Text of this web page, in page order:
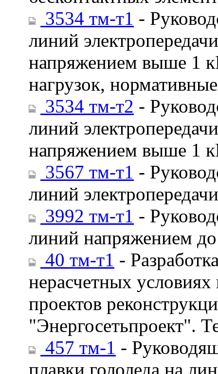
3534 тм-т1 -
линий
напряжением выше 1
нагрузок,
3534 тм-т2 -
линий
напряжением выше 1
3567 тм-т1 -
линий
3992 тм-т1 -
линий напряжением
40 тм-т1 -
нерасчетных
проектов
"Энергосетьпроект".
457 тм-1 -
плавки гололеда на